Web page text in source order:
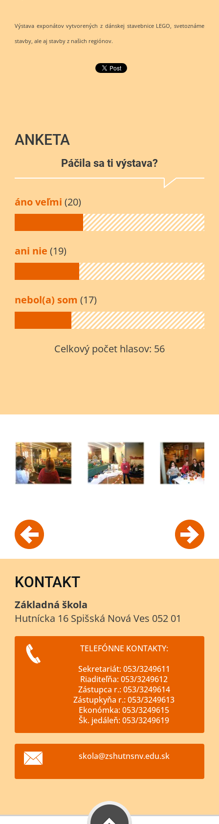
Výstava exponátov vytvorených z dánskej stavebnice LEGO, svetoznáme
stavby, ale aj stavby z našich regiónov.
ANKETA
Páčila sa ti výstava?
áno veľmi (20)
ani nie (19)
nebol(a) som (17)
Celkový počet hlasov: 56
KONTAKT
Základná škola
Hutnícka 16 Spišská Nová Ves 052 01
TELEFÓNNE KONTAKTY:
Sekretariát: 053/3249611
Riaditeľňa: 053/3249612
Zástupca r.: 053/3249614
Zástupkyňa r.: 053/3249613
Ekonómka: 053/3249615
Šk. jedáleň: 053/3249619
skola@zshutnsnv.edu.sk